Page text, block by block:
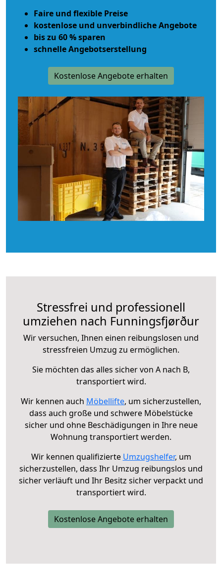
Faire und flexible Preise
kostenlose und unverbindliche Angebote
bis zu 60 % sparen
schnelle Angebotserstellung
Kostenlose Angebote erhalten
Stressfrei und professionell
umziehen nach Funningsfjørður
Wir versuchen, Ihnen einen reibungslosen und
stressfreien Umzug zu ermöglichen.
Sie möchten das alles sicher von A nach B,
transportiert wird.
Wir kennen auch Möbellifte, um sicherzustellen,
dass auch große und schwere Möbelstücke
sicher und ohne Beschädigungen in Ihre neue
Wohnung transportiert werden.
Wir kennen qualifizierte Umzugshelfer, um
sicherzustellen, dass Ihr Umzug reibungslos und
sicher verläuft und Ihr Besitz sicher verpackt und
transportiert wird.
Kostenlose Angebote erhalten